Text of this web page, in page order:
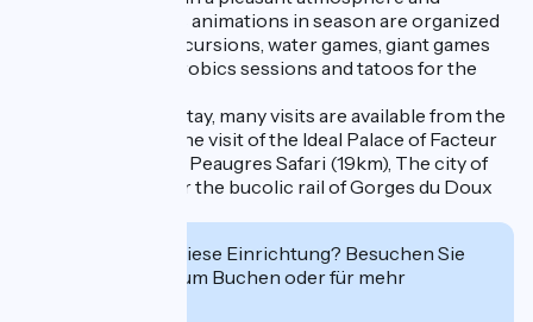
conviviality, various animations in season are organized
as accompanied excursions, water games, giant games
evenings, water aerobics sessions and tatoos for the
To complete your stay, many visits are available from the
campsite, such as the visit of the Ideal Palace of Facteur
Cheval (28 km), the Peaugres Safari (19km), The city of
Chocolate (9km) or the bucolic rail of Gorges du Doux
Interessiert Sie diese Einrichtung? Besuchen Sie
deren Website zum Buchen oder für mehr